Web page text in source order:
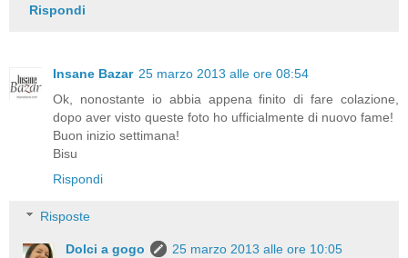
Rispondi
Insane Bazar 25 marzo 2013 alle ore 08:54
Ok, nonostante io abbia appena finito di fare colazione,
dopo aver visto queste foto ho ufficialmente di nuovo fame!
Buon inizio settimana!
Bisu
Rispondi
Risposte
Dolci a gogo
25 marzo 2013 alle ore 10:05